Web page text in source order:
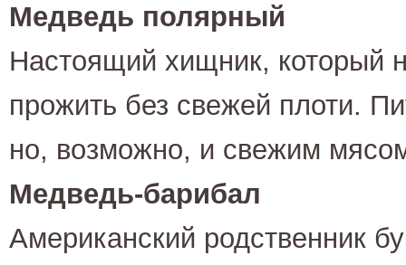
Медведь полярный
Настоящий хищник, который
прожить без свежей плоти.
но, возможно, и свежим
Медведь-барибал
Американский родственник